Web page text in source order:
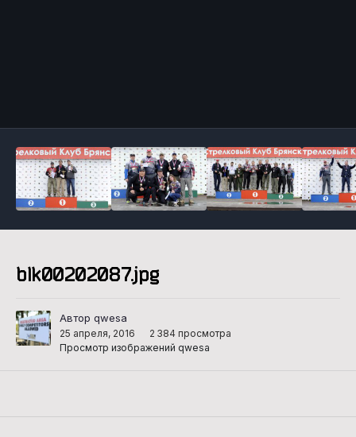
blk00202087.jpg
Автор qwesa
25 апреля, 2016
2 384 просмотра
Просмотр изображений qwesa